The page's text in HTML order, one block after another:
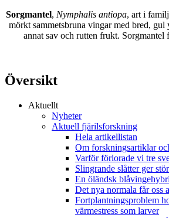
Sorgmantel, Nymphalis antiopa, art i
mörkt sammetsbruna vingar med bred, gul
annat sav och rutten frukt. Sorgmantel
Översikt
Aktuellt
Nyheter
Aktuell fjärilsforskning
Hela artikellistan
Om forskningsartiklar
Varför förlorade vi tre
Slingrande slåtter ger
En öländsk
Det nya normala får oss
Fortplantningsproblem
värmestress som larver